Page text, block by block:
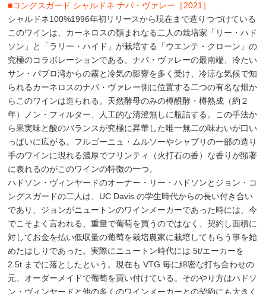
■コングスガード シャルドネ ナパ・ヴァレー［2021］
シャルドネ100%1996年初リリースから現在まで造りつづけている
このワインは、カーネロスの類まれなる二人の栽培家「リー・ハド
ソン」と「ラリー・ハイド」が栽培する「ウエンテ・クローン」の
究極のコラボレーションである。ナパ・ヴァレーの最南端、冷たい
サン・パブロ湾からの霧と冷気の影響を多く受け、冷涼な気候で知
られるカーネロスのナパ・ヴァレー側に位置する二つの有名な畑か
らこのワインは造られる。天然酵母のみの樽醗酵・樽熟成（約２
年）ノン・フィルター、人工的な清澄無しに瓶詰する。この手法か
ら果実味と酸のバランスが究極に昇華した唯一無二の味わいが口い
っぱいに広がる。フルゴーニュ・ムルソーやシャブリの一部の造り
手のワインに現れる濃厚でフリンティ（火打石の香）な香りが顕著
に表れるのがこのワインの特徴の一つ。
ハドソン・ヴィンヤードのオーナー・リー・ハドソンとジョン・コ
ングスガードの二人は、UC Davis の学生時代からの長い付き合い
であり、ジョンがニュートンのワインメーカーであった時には、今
でこそよく言われる、重量で葡萄を買うのではなく、契約し面積に
対してお金を払い低収量の葡萄を栽培農家に栽培してもらう事を始
めたはしりであった。実際にニュートン時代には 5t/エーカーを
2.5t までに落としたという。現在も VTG 毎に綿密な打ち合わせの
元、オーダーメイドで葡萄を買い付けている。そのやり方はハドソ
ン・ヴィンヤードと他の多くのワインメーカーとの契約にも大きく